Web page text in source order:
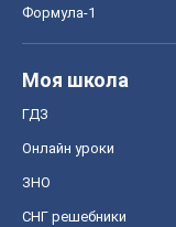
Формула-1
Моя школа
ГДЗ
Онлайн уроки
ЗНО
СНГ решебники